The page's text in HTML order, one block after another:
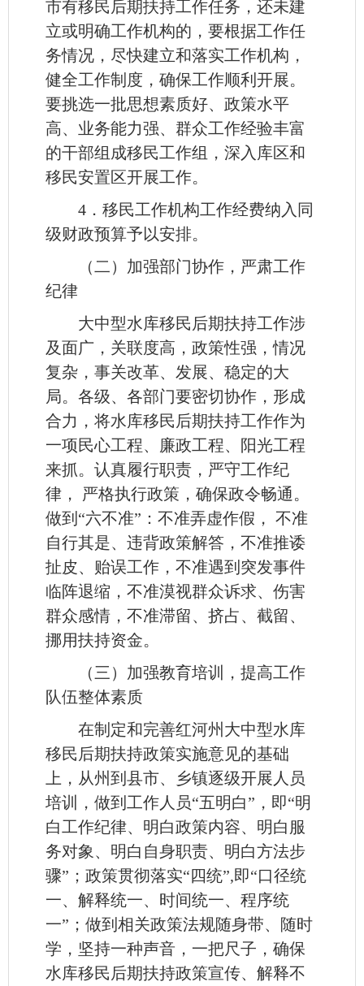
市有移民后期扶持工作任务，还未建
立或明确工作机构的，要根据工作任
务情况，尽快建立和落实工作机构，
健全工作制度，确保工作顺利开展。
要挑选一批思想素质好、政策水平
高、业务能力强、群众工作经验丰富
的干部组成移民工作组，深入库区和
移民安置区开展工作。
4．移民工作机构工作经费纳入同
级财政预算予以安排。
（二）加强部门协作，严肃工作
纪律
大中型水库移民后期扶持工作涉
及面广，关联度高，政策性强，情况
复杂，事关改革、发展、稳定的大
局。各级、各部门要密切协作，形成
合力，将水库移民后期扶持工作作为
一项民心工程、廉政工程、阳光工程
来抓。认真履行职责，严守工作纪
律， 严格执行政策，确保政令畅通。
做到“六不准”：不准弄虚作假， 不准
自行其是、违背政策解答，不准推诿
扯皮、贻误工作，不准遇到突发事件
临阵退缩，不准漠视群众诉求、伤害
群众感情，不准滞留、挤占、截留、
挪用扶持资金。
（三）加强教育培训，提高工作
队伍整体素质
在制定和完善红河州大中型水库
移民后期扶持政策实施意见的基础
上，从州到县市、乡镇逐级开展人员
培训，做到工作人员“五明白”，即“明
白工作纪律、明白政策内容、明白服
务对象、明白自身职责、明白方法步
骤”；政策贯彻落实“四统”,即“口径统
一、解释统一、时间统一、程序统
一”；做到相关政策法规随身带、随时
学，坚持一种声音，一把尺子，确保
水库移民后期扶持政策宣传、解释不